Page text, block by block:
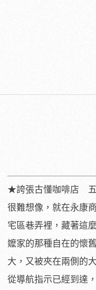
★誇張古懂咖啡店 五
很難想像，就在永康
宅區巷弄裡，藏著這
嬤家的那種自在的懷
大，又被夾在兩側的
從導航指示已經到達